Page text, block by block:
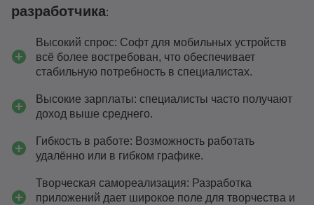
разработчика:
Высокий спрос: Софт для мобильных устройств
всё более востребован, что обеспечивает
стабильную потребность в специалистах.
Высокие зарплаты: специалисты часто получают
доход выше среднего.
Гибкость в работе: Возможность работать
удалённо или в гибком графике.
Творческая самореализация: Разработка
приложений дает широкое поле для творчества и